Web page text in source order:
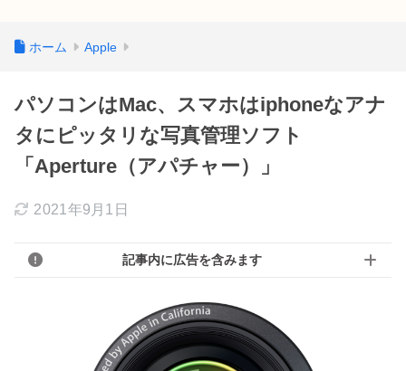
ホーム Apple
パソコンはMac、スマホはiphoneなアナ
タにピッタリな写真管理ソフト
「Aperture（アパチャー）」
2021年9月1日
記事内に広告を含みます